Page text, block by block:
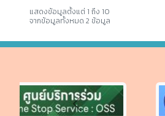
แสดงข้อมูลตั้งแต่ 1 ถึง 10
จากข้อมูลทั้งหมด 2 ข้อมูล
Previous